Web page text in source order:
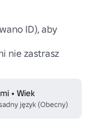
ID), aby
nie zastrasz
• Wiek
język (Obecny)